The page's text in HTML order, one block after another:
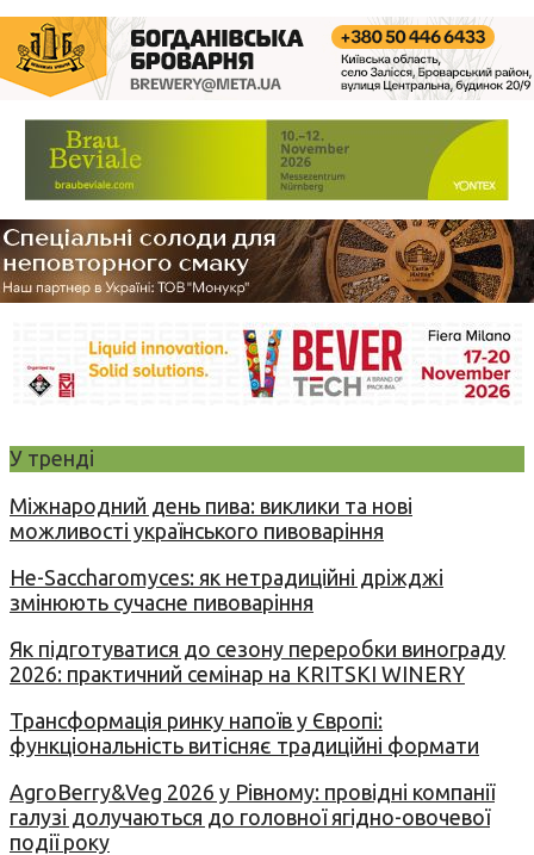
У тренді
Міжнародний день пива: виклики та нові
можливості українського пивоваріння
Не-Saccharomyces: як нетрадиційні дріжджі
змінюють сучасне пивоваріння
Як підготуватися до сезону переробки винограду
2026: практичний семінар на KRITSKI WINERY
Трансформація ринку напоїв у Європі:
функціональність витісняє традиційні формати
AgroBerry&Veg 2026 у Рівному: провідні компанії
галузі долучаються до головної ягідно-овочевої
події року